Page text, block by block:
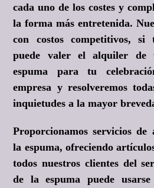
cada uno de los costes y
la forma más entretenida.
con costos competitivos, si
puede valer el alquiler de
espuma para tu
empresa y resolveremos
inquietudes a la mayor
Proporcionamos servicios
la espuma, ofreciendo
todos nuestros clientes del
de la espuma puede